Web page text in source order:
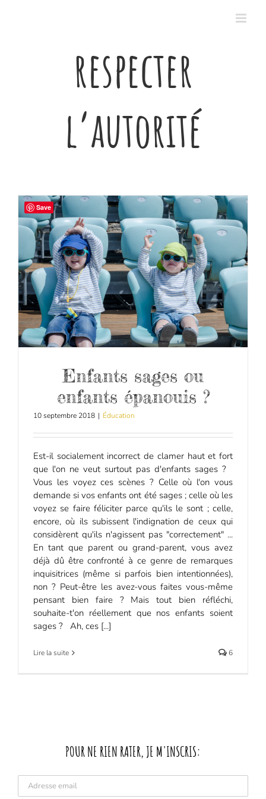
respecter
l’autorité
Enfants sages ou
enfants épanouis ?
10 septembre 2018 | Éducation
Est-il socialement incorrect de clamer haut et fort
que l'on ne veut surtout pas d'enfants sages ?
Vous les voyez ces scènes ? Celle où l'on vous
demande si vos enfants ont été sages ; celle où les
voyez se faire féliciter parce qu'ils le sont ; celle,
encore, où ils subissent l'indignation de ceux qui
considèrent qu'ils n'agissent pas "correctement" ...
En tant que parent ou grand-parent, vous avez
déjà dû être confronté à ce genre de remarques
inquisitrices (même si parfois bien intentionnées),
non ? Peut-être les avez-vous faites vous-même
pensant bien faire ? Mais tout bien réfléchi,
souhaite-t'on réellement que nos enfants soient
sages ? Ah, ces [...]
Lire la suite 6
POUR NE RIEN RATER, JE M'INSCRIS:
Save